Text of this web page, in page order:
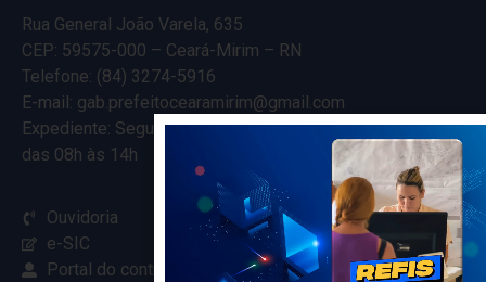
Rua General João Varela, 635
CEP: 59575-000 – Ceará-Mirim – RN
Telefone: (84) 3274-5916
E-mail: gab.prefeitocearamirim@gmail.com
Expediente: Segunda à Sexta
das 08h às 14h
Ouvidoria
e-SIC
Portal do contribuinte